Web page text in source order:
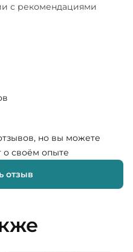
с рекомендациями
но вы можете
о своём опыте
отзыв